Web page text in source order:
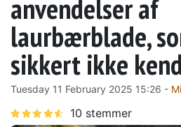
anvendelser af
laurbærblade,
sikkert ikke
Tuesday 11 February 2025 15:26 -